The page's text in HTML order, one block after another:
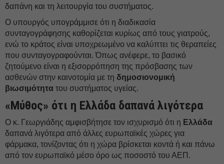
δαπάνη και τη λειτουργία του συστήματος.
Ο υπουργός υπογράμμισε ότι η διαδικασία
συνταγογράφησης καθορίζεται κυρίως από τους γιατρούς,
ενώ το κράτος είναι υποχρεωμένο να καλύπτει τις θεραπείες
που συνταγογραφούνται. Όπως ανέφερε, το βασικό
ζητούμενο είναι η εξισορρόπηση της πρόσβασης των
ασθενών στην καινοτομία με τη δημοσιονομική
βιωσιμότητα του συστήματος υγείας.
«Μύθος» ότι η Ελλάδα δαπανά λιγότερα
Ο κ. Γεωργιάδης αμφισβήτησε τον ισχυρισμό ότι η Ελλάδα
δαπανά λιγότερα από άλλες ευρωπαϊκές χώρες για
φάρμακα, τονίζοντας ότι η χώρα βρίσκεται κοντά ή και πάνω
από τον ευρωπαϊκό μέσο όρο ως ποσοστό του ΑΕΠ.